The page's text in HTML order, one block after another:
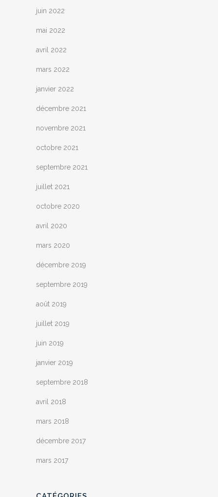
juin 2022
mai 2022
avril 2022
mars 2022
janvier 2022
décembre 2021
novembre 2021
octobre 2021
septembre 2021
juillet 2021
octobre 2020
avril 2020
mars 2020
décembre 2019
septembre 2019
août 2019
juillet 2019
juin 2019
janvier 2019
septembre 2018
avril 2018
mars 2018
décembre 2017
mars 2017